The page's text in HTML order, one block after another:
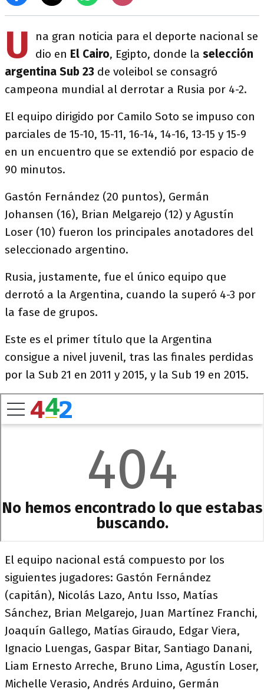
U
na gran noticia para el deporte nacional se
dio en El Cairo, Egipto, donde la selección
argentina Sub 23 de voleibol se consagró
campeona mundial al derrotar a Rusia por 4-2.
El equipo dirigido por Camilo Soto se impuso con
parciales de 15-10, 15-11, 16-14, 14-16, 13-15 y 15-9
en un encuentro que se extendió por espacio de
90 minutos.
Gastón Fernández (20 puntos), Germán
Johansen (16), Brian Melgarejo (12) y Agustín
Loser (10) fueron los principales anotadores del
seleccionado argentino.
Rusia, justamente, fue el único equipo que
derrotó a la Argentina, cuando la superó 4-3 por
la fase de grupos.
Este es el primer título que la Argentina
consigue a nivel juvenil, tras las finales perdidas
por la Sub 21 en 2011 y 2015, y la Sub 19 en 2015.
El equipo nacional está compuesto por los
siguientes jugadores: Gastón Fernández
(capitán), Nicolás Lazo, Antu Isso, Matías
Sánchez, Brian Melgarejo, Juan Martínez Franchi,
Joaquín Gallego, Matías Giraudo, Edgar Viera,
Ignacio Luengas, Gaspar Bitar, Santiago Danani,
Liam Ernesto Arreche, Bruno Lima, Agustín Loser,
Michelle Verasio, Andrés Arduino, Germán